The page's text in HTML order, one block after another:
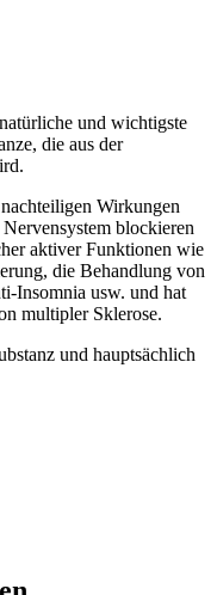
und wichtigste
die aus der
Wirkungen
blockieren
aktiver Funktionen wie
die Behandlung von
Insomnia usw. und hat
multipler Sklerose.
und hauptsächlich